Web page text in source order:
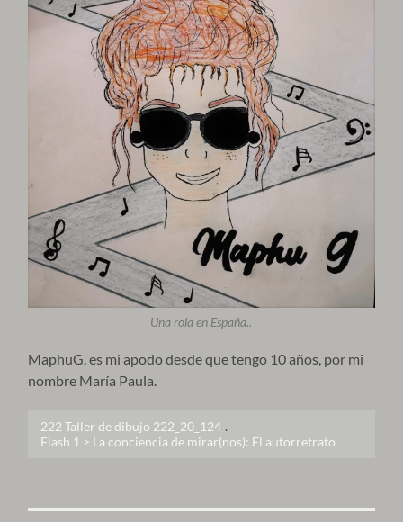
Una rola en España..
MaphuG, es mi apodo desde que tengo 10 años, por mi
nombre María Paula.
222 Taller de dibujo 222_20_124 .
Flash 1 > La conciencia de mirar(nos): El autorretrato